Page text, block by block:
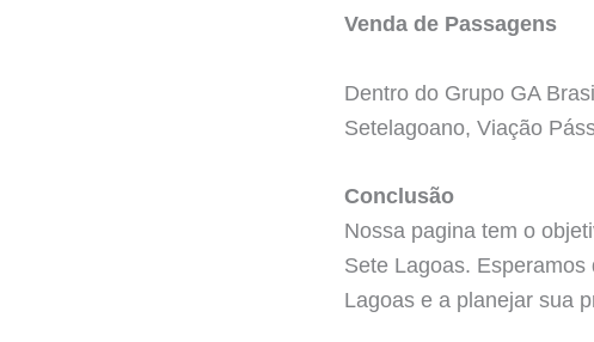
Venda de Passagens
Dentro do Grupo GA
Setelagoano, Viação
Conclusão
Nossa pagina tem o
Sete Lagoas.
Lagoas e a planejar sua